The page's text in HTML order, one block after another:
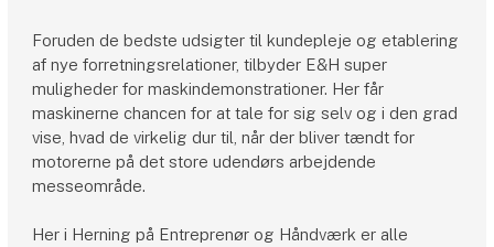
Foruden de bedste udsigter til kundepleje og etablering
af nye forretningsrelationer, tilbyder E&H super
muligheder for maskindemonstrationer. Her får
maskinerne chancen for at tale for sig selv og i den grad
vise, hvad de virkelig dur til, når der bliver tændt for
motorerne på det store udendørs arbejdende
messeområde.
Her i Herning på Entreprenør og Håndværk er alle